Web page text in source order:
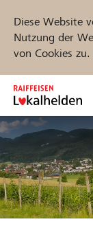
Diese Website
Nutzung der
von Cookies zu.
Zum
Inhalt
springen
Projekte und